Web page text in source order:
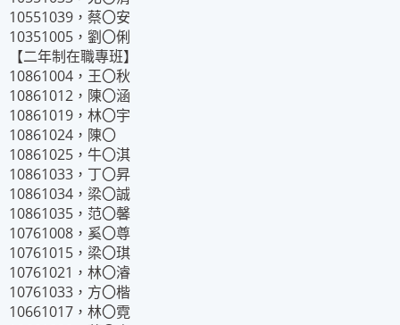
10551039，蔡〇安
10351005，劉〇俐
【二年制在職專班】
10861004，王〇秋
10861012，陳〇涵
10861019，林〇宇
10861024，陳〇
10861025，牛〇淇
10861033，丁〇昇
10861034，梁〇誠
10861035，范〇馨
10761008，奚〇尊
10761015，梁〇琪
10761021，林〇濬
10761033，方〇楷
10661017，林〇霓